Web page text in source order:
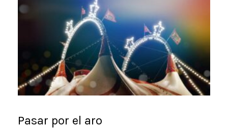
Pasar por el aro